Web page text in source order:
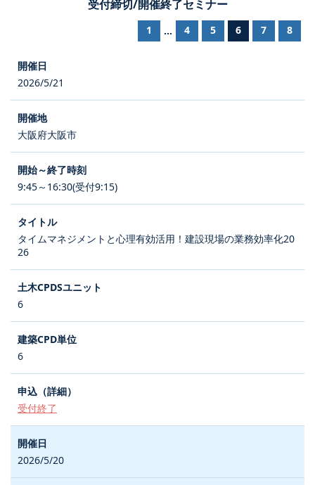
受付締切/開催終了セミナー
1 ... 4 5 6 7 8
2026/5/21
大阪府大阪市
9:45～16:30(受付9:15)
タイムマネジメントと心理有効活用！建設現場の業務効率化20
26
6
6
受付終了
2026/5/20